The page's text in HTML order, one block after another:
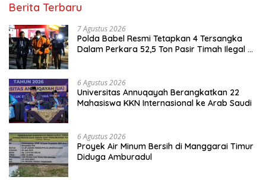
Berita Terbaru
7 Agustus 2026
Polda Babel Resmi Tetapkan 4 Tersangka
Dalam Perkara 52,5 Ton Pasir Timah Ilegal di
6 Agustus 2026
Universitas Annuqayah Berangkatkan 22
Mahasiswa KKN Internasional ke Arab Saudi
6 Agustus 2026
Proyek Air Minum Bersih di Manggarai Timur
Diduga Amburadul